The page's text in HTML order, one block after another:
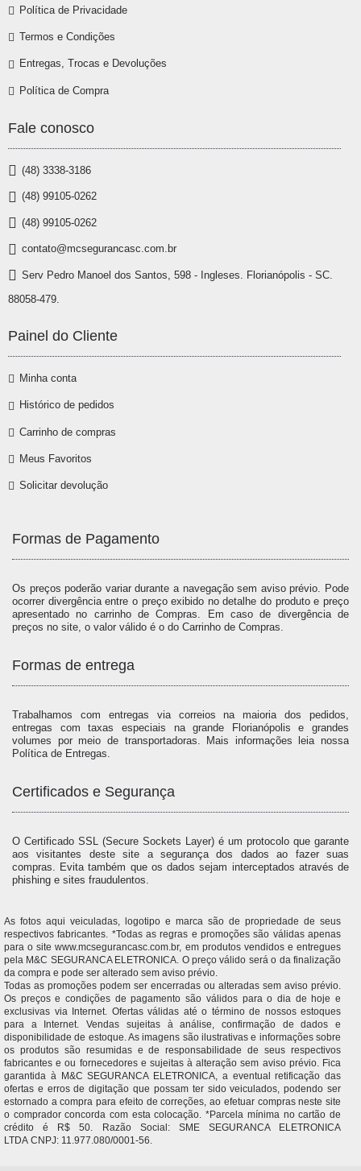
Política de Privacidade
Termos e Condições
Entregas, Trocas e Devoluções
Política de Compra
Fale conosco
(48) 3338-3186
(48) 99105-0262
(48) 99105-0262
contato@mcsegurancasc.com.br
Serv Pedro Manoel dos Santos, 598 - Ingleses. Florianópolis - SC.
88058-479.
Painel do Cliente
Minha conta
Histórico de pedidos
Carrinho de compras
Meus Favoritos
Solicitar devolução
Formas de Pagamento
Os preços poderão variar durante a navegação sem aviso prévio. Pode
ocorrer divergência entre o preço exibido no detalhe do produto e preço
apresentado no carrinho de Compras. Em caso de divergência de
preços no site, o valor válido é o do Carrinho de Compras.
Formas de entrega
Trabalhamos com entregas via correios na maioria dos pedidos,
entregas com taxas especiais na grande Florianópolis e grandes
volumes por meio de transportadoras. Mais informações leia nossa
Política de Entregas.
Certificados e Segurança
O Certificado SSL (Secure Sockets Layer) é um protocolo que garante
aos visitantes deste site a segurança dos dados ao fazer suas
compras. Evita também que os dados sejam interceptados através de
phishing e sites fraudulentos.
As fotos aqui veiculadas, logotipo e marca são de propriedade de seus
respectivos fabricantes. *Todas as regras e promoções são válidas apenas
para o site www.mcsegurancasc.com.br, em produtos vendidos e entregues
pela M&C SEGURANCA ELETRONICA. O preço válido será o da finalização
da compra e pode ser alterado sem aviso prévio.
Todas as promoções podem ser encerradas ou alteradas sem aviso prévio.
Os preços e condições de pagamento são válidos para o dia de hoje e
exclusivas via Internet. Ofertas válidas até o término de nossos estoques
para a Internet. Vendas sujeitas à análise, confirmação de dados e
disponibilidade de estoque. As imagens são ilustrativas e informações sobre
os produtos são resumidas e de responsabilidade de seus respectivos
fabricantes e ou fornecedores e sujeitas à alteração sem aviso prévio. Fica
garantida à M&C SEGURANCA ELETRONICA, a eventual retificação das
ofertas e erros de digitação que possam ter sido veiculados, podendo ser
estornado a compra para efeito de correções, ao efetuar compras neste site
o comprador concorda com esta colocação. *Parcela mínima no cartão de
crédito é R$ 50. Razão Social: SME SEGURANCA ELETRONICA
LTDA CNPJ: 11.977.080/0001-56.